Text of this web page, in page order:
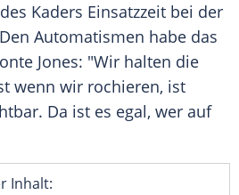
Kaders Einsatzzeit bei der
Automatismen habe das
Jones: "Wir halten die
wenn wir rochieren, ist
Da ist es egal, wer auf
Inhalt: